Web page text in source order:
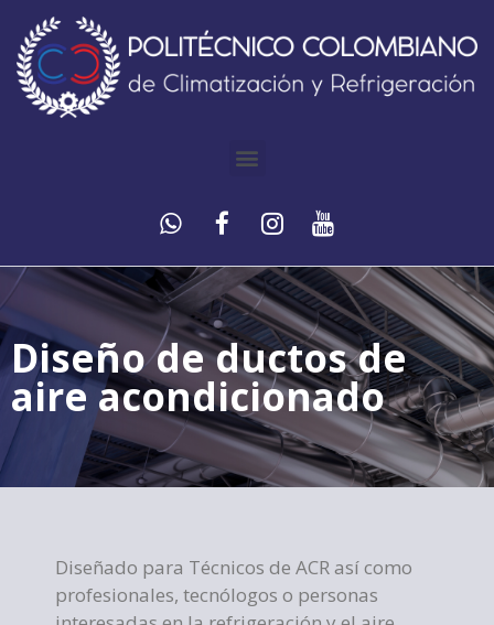
Diseño de ductos de
aire acondicionado
Diseñado para Técnicos de ACR así como
profesionales, tecnólogos o personas